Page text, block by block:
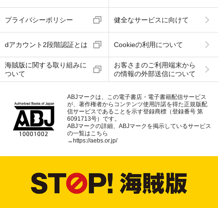
プライバシーポリシー 健全なサービスに向けて
dアカウント2段階認証とは Cookieの利用について
海賊版に関する取り組みに
ついて
お客さまのご利用端末から
の情報の外部送信について
ABJマークは、この電子書店・電子書籍配信サービス
が、著作権者からコンテンツ使用許諾を得た正規版配
信サービスであることを示す登録商標（登録番号 第
6091713号）です。
ABJマークの詳細、ABJマークを掲示しているサービス
の一覧はこちら
→ https://aebs.or.jp/